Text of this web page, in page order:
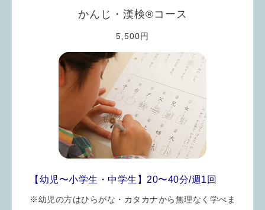
かんじ・漢検®︎コース
5,500円
【幼児〜小学生・中学生】20〜40分/週1回
※幼児の方はひらがな・カタカナから無理なく学べま